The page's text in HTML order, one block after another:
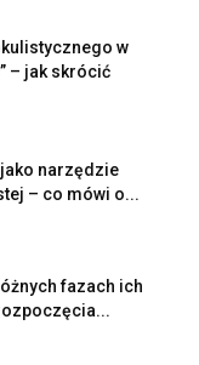
w
– jak skrócić
narzędzie
– co mówi o...
fazach ich